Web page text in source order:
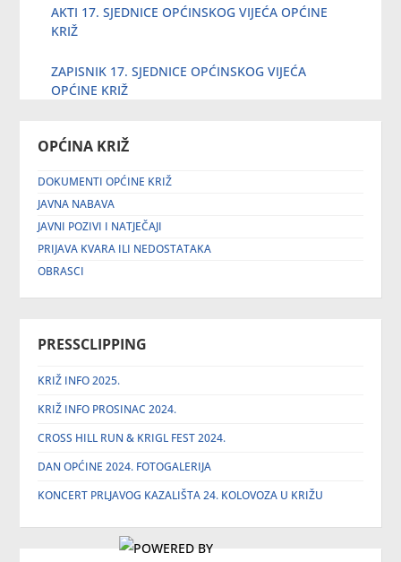
OPĆINA KRIŽ
DOKUMENTI OPĆINE KRIŽ
JAVNA NABAVA
JAVNI POZIVI I NATJEČAJI
PRIJAVA KVARA ILI NEDOSTATAKA
OBRASCI
PRESSCLIPPING
KRIŽ INFO 2025.
KRIŽ INFO PROSINAC 2024.
CROSS HILL RUN & KRIGL FEST 2024.
DAN OPĆINE 2024. FOTOGALERIJA
KONCERT PRLJAVOG KAZALIŠTA 24. KOLOVOZA U KRIŽU
AKTI 17. SJEDNICE OPĆINSKOG VIJEĆA OPĆINE
KRIŽ
ZAPISNIK 17. SJEDNICE OPĆINSKOG VIJEĆA
OPĆINE KRIŽ